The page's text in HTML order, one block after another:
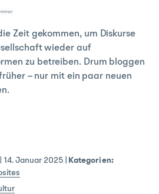
Zeit gekommen, um Diskurse
wieder auf
zu betreiben. Drum bloggen
– nur mit ein paar neuen
14. Januar 2025|
Kategorien: